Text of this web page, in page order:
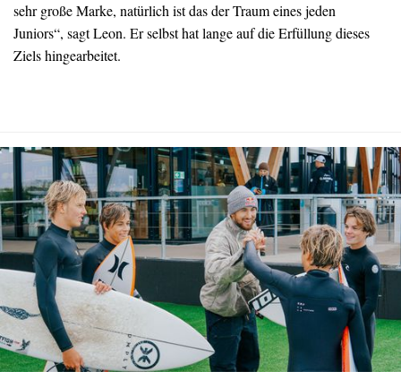
sehr große Marke, natürlich ist das der Traum eines jeden
Juniors“, sagt Leon. Er selbst hat lange auf die Erfüllung dieses
Ziels hingearbeitet.